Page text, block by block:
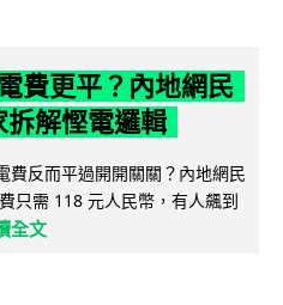
費更平？內地網民
拆解慳電邏輯
費反而平過開開關關？內地網民
只需 118 元人民幣，有人飆到
全文